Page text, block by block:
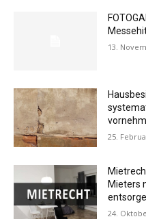
13.
25.
Mieters
24.